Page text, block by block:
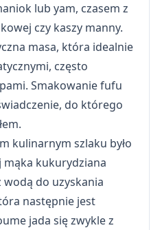
lub yam, czasem z
czy kaszy manny.
masa, która idealnie
często
Smakowanie fufu
do którego
kulinarnym szlaku było
mąka kukurydziana
wodą do uzyskania
następnie jest
jada się zwykle z